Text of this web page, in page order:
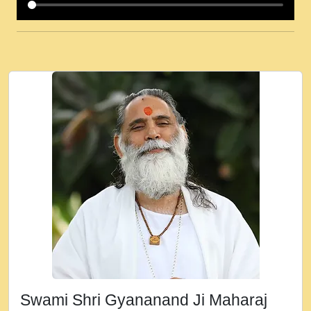
कई पकड क मर हथ र मह वदवन पहच दय! मह जन
Ki - Krishna Bhajan - New Bhajan 2020
#Ishwar Bhakti.mp3
जब से गीता ज्ञान पाया मैं बड़ी मस्ती में हूँ । 2018 -
Rishikesh - Ratan Ji Rasik.mp3
तन हल दल द सनव मड उतत सर रख क, नल रव त
गल लग जव त सर उतत हथ रख द!.mp3
तू कर प्रीतम से प्रीत, यूहीं दिन बीतते जाते हैं ।
2018 - Rishikesh - Swami Gyananand Ji
Maharaj.mp3
न म गवद गपल गद फर, पयर महन न रझद फर! shri
Swami Shri Gyananand Ji Maharaj